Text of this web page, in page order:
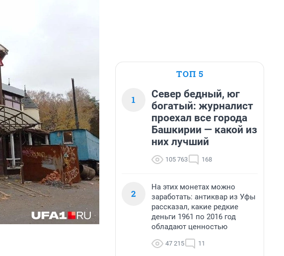
ТОП 5
1
Север бедный, юг
богатый: журналист
проехал все города
Башкирии — какой из
них лучший
105 763 168
2
На этих монетах можно
заработать: антиквар из Уфы
рассказал, какие редкие
деньги 1961 по 2016 год
обладают ценностью
47 215 11